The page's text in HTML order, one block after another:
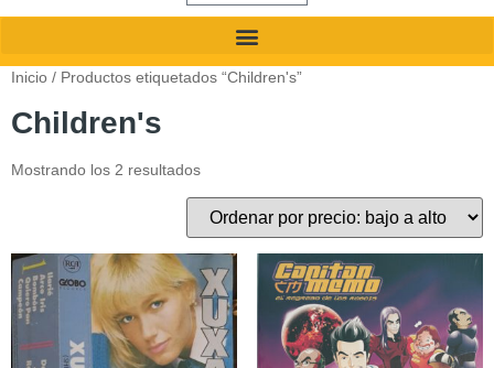
Inicio / Productos etiquetados “Children's”
Children's
Mostrando los 2 resultados